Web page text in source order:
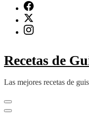
Recetas de
Las mejores recetas de